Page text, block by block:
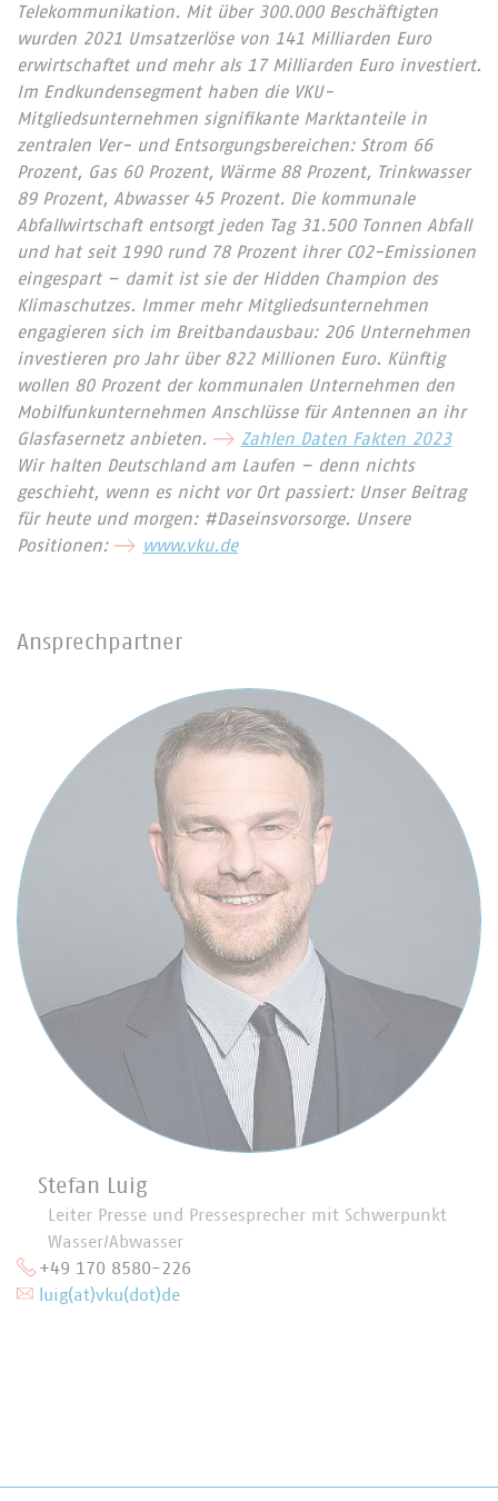
Telekommunikation. Mit über 300.000 Beschäftigten
wurden 2021 Umsatzerlöse von 141 Milliarden Euro
erwirtschaftet und mehr als 17 Milliarden Euro investiert.
Im Endkundensegment haben die VKU-
Mitgliedsunternehmen signifikante Marktanteile in
zentralen Ver- und Entsorgungsbereichen: Strom 66
Prozent, Gas 60 Prozent, Wärme 88 Prozent, Trinkwasser
89 Prozent, Abwasser 45 Prozent. Die kommunale
Abfallwirtschaft entsorgt jeden Tag 31.500 Tonnen Abfall
und hat seit 1990 rund 78 Prozent ihrer CO2-Emissionen
eingespart – damit ist sie der Hidden Champion des
Klimaschutzes. Immer mehr Mitgliedsunternehmen
engagieren sich im Breitbandausbau: 206 Unternehmen
investieren pro Jahr über 822 Millionen Euro. Künftig
wollen 80 Prozent der kommunalen Unternehmen den
Mobilfunkunternehmen Anschlüsse für Antennen an ihr
Glasfasernetz anbieten.
Zahlen Daten Fakten 2023
Wir halten Deutschland am Laufen – denn nichts
geschieht, wenn es nicht vor Ort passiert: Unser Beitrag
für heute und morgen: #Daseinsvorsorge. Unsere
Positionen:
www.vku.de
Ansprechpartner
Stefan Luig
Leiter Presse und Pressesprecher mit Schwerpunkt
Wasser/Abwasser
+49 170 8580-226
luig(at)vku(dot)de